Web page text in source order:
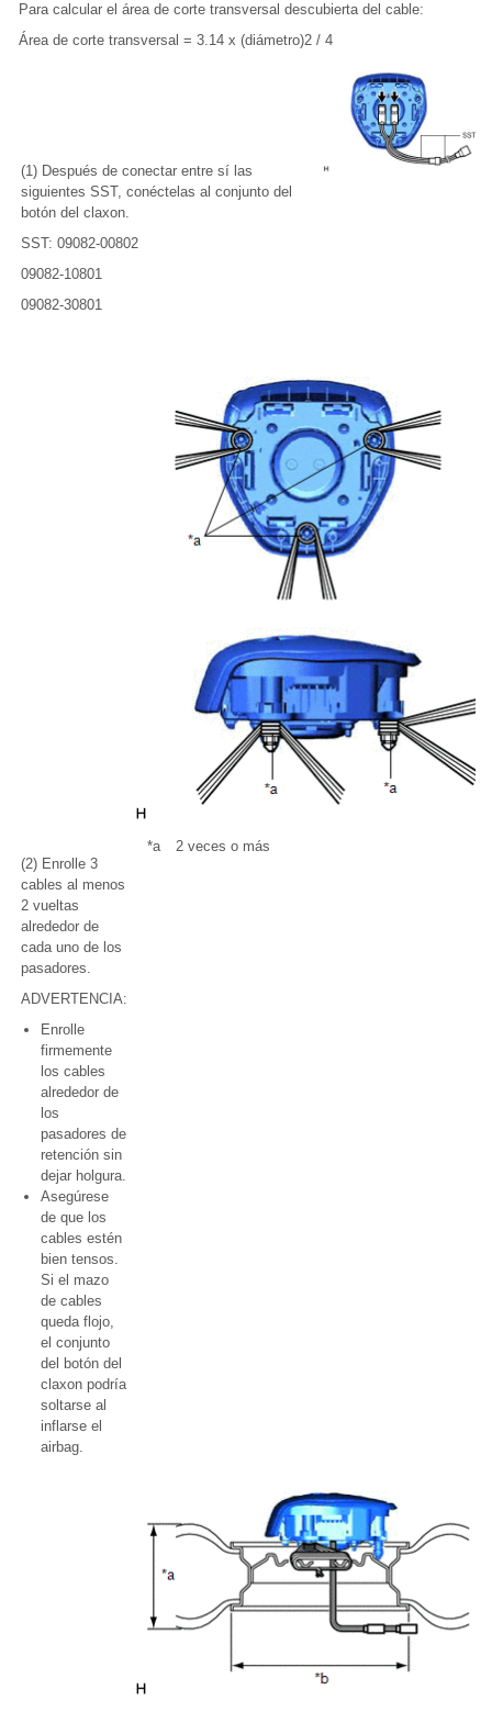
Para calcular el área de corte transversal descubierta del cable:
Área de corte transversal = 3.14 x (diámetro)2 / 4
(1) Después de conectar entre sí las
siguientes SST, conéctelas al conjunto del
botón del claxon.
SST: 09082-00802
09082-10801
09082-30801
(2) Enrolle 3
cables al menos
2 vueltas
alrededor de
cada uno de los
pasadores.
ADVERTENCIA:
Enrolle
firmemente
los cables
alrededor de
los
pasadores de
retención sin
dejar holgura.
Asegúrese
de que los
cables estén
bien tensos.
Si el mazo
de cables
queda flojo,
el conjunto
del botón del
claxon podría
soltarse al
inflarse el
airbag.
*a 2 veces o más